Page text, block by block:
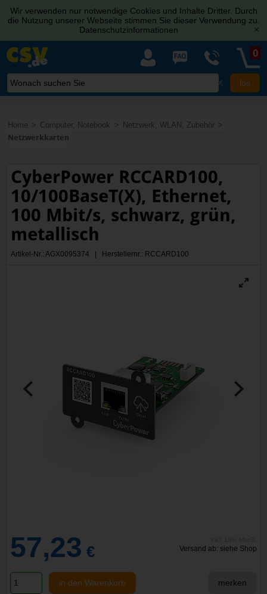
Wir verwenden nur notwendige Cookies und Inhalte Dritter. Durch
die Nutzung unserer Webseite stimmen Sie dieser Verwendung zu.
Datenschutzinformationen
[x]
X
0
Home Computer, Notebook
Netzwerk, WLAN, Zubehör
Netzwerkkarten
CyberPower RCCARD100,
10/100BaseT(X), Ethernet,
100 Mbit/s, schwarz, grün,
metallisch
Artikel-Nr.: AGX0095374 | Herstellernr.: RCCARD100
57,23 € Versand ab: siehe Shop
in den Warenkorb merken